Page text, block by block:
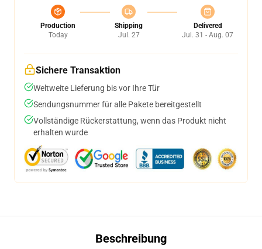
Production
Today
Shipping
Jul. 27
Delivered
Jul. 31 - Aug. 07
Sichere Transaktion
Weltweite Lieferung bis vor Ihre Tür
Sendungsnummer für alle Pakete bereitgestellt
Vollständige Rückerstattung, wenn das Produkt nicht
erhalten wurde
Beschreibung